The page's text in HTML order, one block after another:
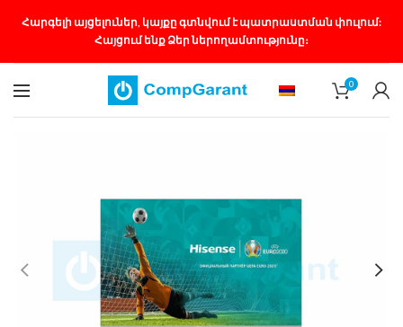
Հարգելի այցելուներ, կայքը գտնվում է պատրաստման փուլում:
Հայցում ենք Ձեր ներողամտությունը։
0